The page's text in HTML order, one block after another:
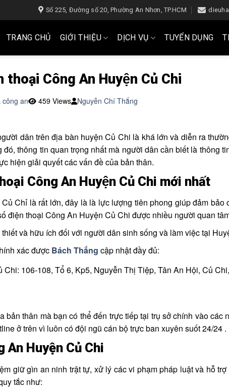
Số 225, Đường số 20, Phường An Nhơn, TP.HCM
TRANG CHỦ GIỚI THIỆU DỊCH VỤ TUYỂN DỤNG
Công An Huyện Củ Chi
công an 459 Views Nguyễn Chí Thắng
dân trên địa bàn huyện Củ Chi là khá lớn và diễn ra
thông tin quan trọng nhất mà người dân cần biết là thông
hiện giải quyết các vấn đề của bản thân.
Công An Huyện Củ Chi mới nhất
Chỉ là rất lớn, đây là là lực lượng tiên phong giúp đảm bảo
điện thoại Công An Huyện Củ Chi được nhiều người quan
và hữu ích đối với người dân sinh sống và làm việc tại
xác được Bách Thắng cập nhật đầy đủ:
106-108, Tổ 6, Kp5, Nguyễn Thị Tiệp, Tân An Hội, Củ
thân mà bạn có thể đến trực tiếp tại trụ sở chính vào các
ở trên vì luôn có đội ngũ cán bộ trực ban xuyên suốt 24/24 .
An Huyện Củ Chi
giữ gìn an ninh trật tự, xử lý các vi phạm pháp luật và hỗ
tắc như: